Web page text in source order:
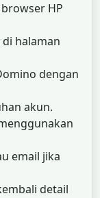
HP
halaman
dengan
akun.
email jika
detail